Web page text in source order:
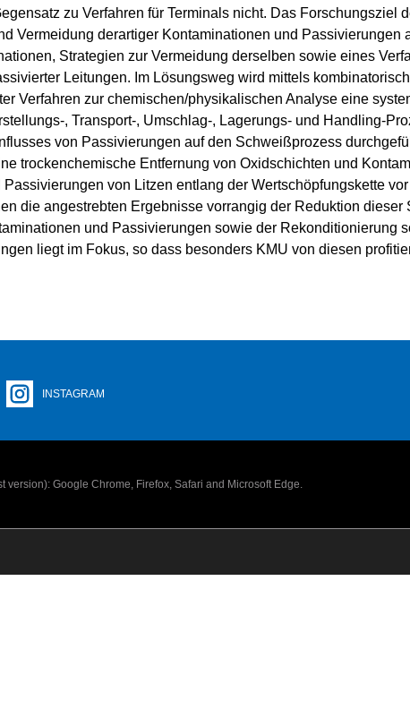
zu Verfahren für Terminals nicht. Das Forschungsziel
Vermeidung derartiger Kontaminationen und Passivierungen
Strategien zur Vermeidung derselben sowie eines
Leitungen. Im Lösungsweg wird mittels
Verfahren zur chemischen/physikalischen Analyse eine
, Transport-, Umschlag-, Lagerungs- und Handling-
von Passivierungen auf den Schweißprozess
trockenchemische Entfernung von Oxidschichten und
von Litzen entlang der Wertschöpfungskette
die angestrebten Ergebnisse vorrangig der Reduktion dieser
und Passivierungen sowie der Rekonditionierung
liegt im Fokus, so dass besonders KMU von diesen
INSTAGRAM
Google Chrome, Firefox, Safari and Microsoft Edge.